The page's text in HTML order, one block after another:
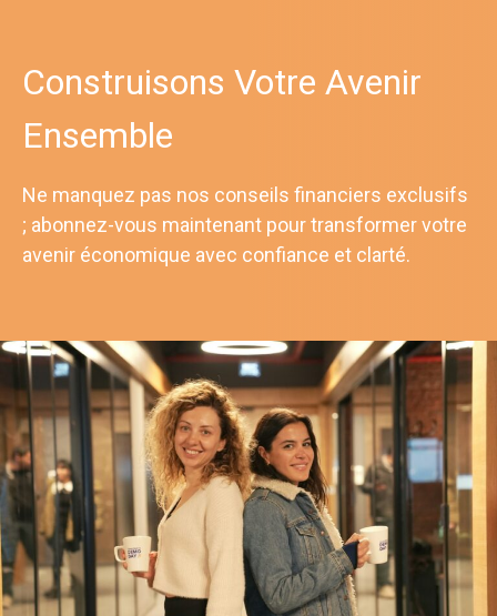
Construisons Votre Avenir
Ensemble
Ne manquez pas nos conseils financiers exclusifs
; abonnez-vous maintenant pour transformer votre
avenir économique avec confiance et clarté.